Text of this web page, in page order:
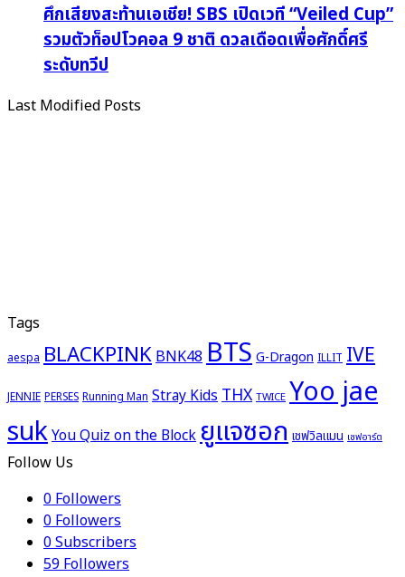
ศึกเสียงสะท้านเอเชีย! SBS เปิดเวที “Veiled Cup”
รวมตัวท็อปโวคอล 9 ชาติ ดวลเดือดเพื่อศักดิ์ศรี
ระดับทวีป
Last Modified Posts
Tags
aespa BLACKPINK BNK48BTSG-Dragon ILLIT IVE
JENNIE PERSES Running Man Stray Kids THX TWICE Yoo jae
sukYou Quiz on the Blockยูแจซอก เชฟวิลแมน เชฟอาร์ต
Follow Us
0 Followers
0 Followers
0Subscribers
59 Followers